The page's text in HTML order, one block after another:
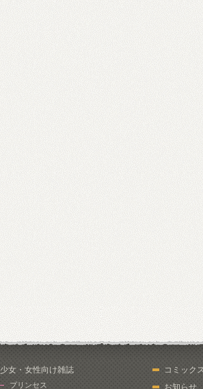
少女・女性向け雑誌
プリンセス
コミック
お知らせ